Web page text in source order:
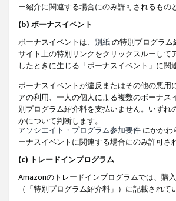
ー紹介に関連する場合にのみ許可されるもの
(b) ボーナスイベント
ボーナスイベントは、 別紙の特別プログラ
サイト上の特別リンクをクリックスルーし
したときに生じる「ボーナスイベント」に
ボーナスイベントが違反またはその他の悪
アの利用、一人の個人による複数のボーナ
別プログラム紹介料を支払いません。いず
かについて判断します。
アソシエイト・プログラム参加要件 にかかわ
ーナスイベントに関連する場合にのみ許可さ
(c) トレードインプログラム
Amazonのトレードインプログラムでは、購
（「特別プログラム紹介料」）に記載され